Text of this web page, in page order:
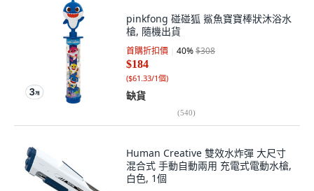
pinkfong 碰碰狐 鯊魚寶寶棒狀沐浴水
槍, 隨機出貨
首購折扣價 40%$308
$184
($61.33/1個)
缺貨
(540)
Human Creative 雙效水炸彈 大尺寸
混合式 手動自動兩用 充電式電動水槍,
白色, 1個